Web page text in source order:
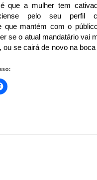
que a mulher tem
pelo seu perfil
que mantém com o
se o atual mandatário vai
ou se cairá de novo na
Clique
para